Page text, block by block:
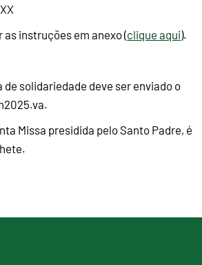
instruções em anexo (clique aqui).
solidariedade deve ser enviado o
Missa presidida pelo Santo Padre, é